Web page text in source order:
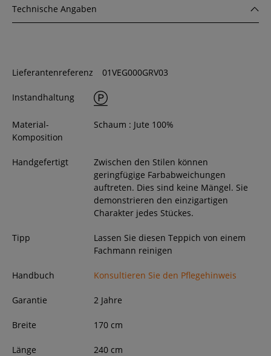
Technische Angaben
Lieferantenreferenz 01VEG000GRV03
Instandhaltung
Material-
Komposition
Schaum : Jute 100%
Handgefertigt
Zwischen den Stilen können
geringfügige Farbabweichungen
auftreten. Dies sind keine Mängel. Sie
demonstrieren den einzigartigen
Charakter jedes Stückes.
Tipp
Lassen Sie diesen Teppich von einem
Fachmann reinigen
Handbuch Konsultieren Sie den Pflegehinweis
Garantie 2 Jahre
Breite 170cm
Länge 240cm